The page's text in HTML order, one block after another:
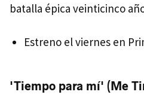
batalla épica veinticinco
Estreno el viernes en
'Tiempo para mí' (Me